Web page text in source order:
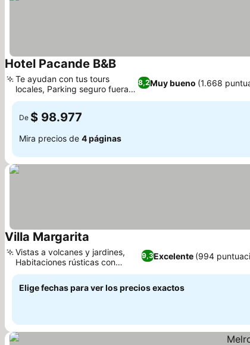
Hotel Pacande B&BVer precios
8,2Muy bueno (1.668
Te ayudan con tus tours
locales, Parking seguro fuera
del hotel
De $ 98.977
Mira precios de 4 páginas
Villa Margarita
9,3Excelente (994
Vistas a volcanes y jardines,
Habitaciones rústicas con
encanto
Elige fechas para ver los precios exactos